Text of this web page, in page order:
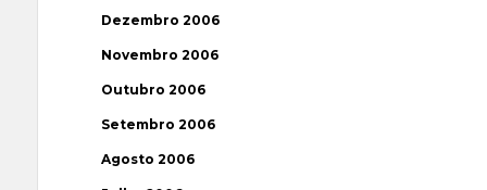
Dezembro 2006
Novembro 2006
Outubro 2006
Setembro 2006
Agosto 2006